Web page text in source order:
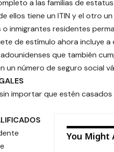
a las familias de
ellos tiene un ITIN y el otro un
inmigrantes residentes
de estímulo ahora incluye a
que también
un número de seguro social
importar que estén
You Might